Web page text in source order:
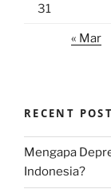
31
« Mar
RECENT
Mengapa
Indonesia?